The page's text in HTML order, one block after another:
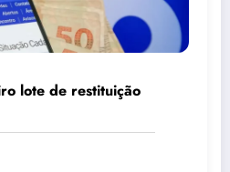
lote de restituição